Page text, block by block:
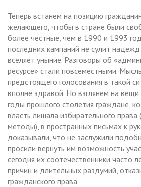
Теперь встанем на позицию
желающего, чтобы в стране были
более честные, чем в 1990 и 1993
последних кампаний не сулит
вселяет уныние. Разговоры об
ресурсе» стали повсеместными.
предстоящего голосования в такой
вполне здравой. Но взглянем на
годы прошлого столетия граждане,
власть лишала избирательного права
методы), в пространных письмах к
доказывали, что не заслужили
просили вернуть им возможность
сегодня их соотечественники часто
причин и длительных раздумий,
гражданского права.